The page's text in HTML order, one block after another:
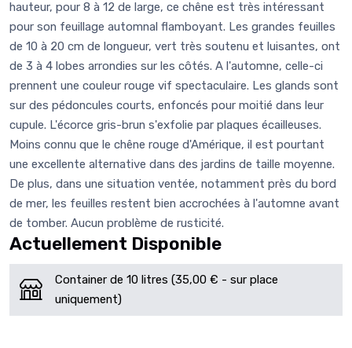
hauteur, pour 8 à 12 de large, ce chêne est très intéressant
pour son feuillage automnal flamboyant. Les grandes feuilles
de 10 à 20 cm de longueur, vert très soutenu et luisantes, ont
de 3 à 4 lobes arrondies sur les côtés. A l'automne, celle-ci
prennent une couleur rouge vif spectaculaire. Les glands sont
sur des pédoncules courts, enfoncés pour moitié dans leur
cupule. L'écorce gris-brun s'exfolie par plaques écailleuses.
Moins connu que le chêne rouge d'Amérique, il est pourtant
une excellente alternative dans des jardins de taille moyenne.
De plus, dans une situation ventée, notamment près du bord
de mer, les feuilles restent bien accrochées à l'automne avant
de tomber. Aucun problème de rusticité.
Actuellement Disponible
Container de 10 litres (35,00 € - sur place
uniquement)